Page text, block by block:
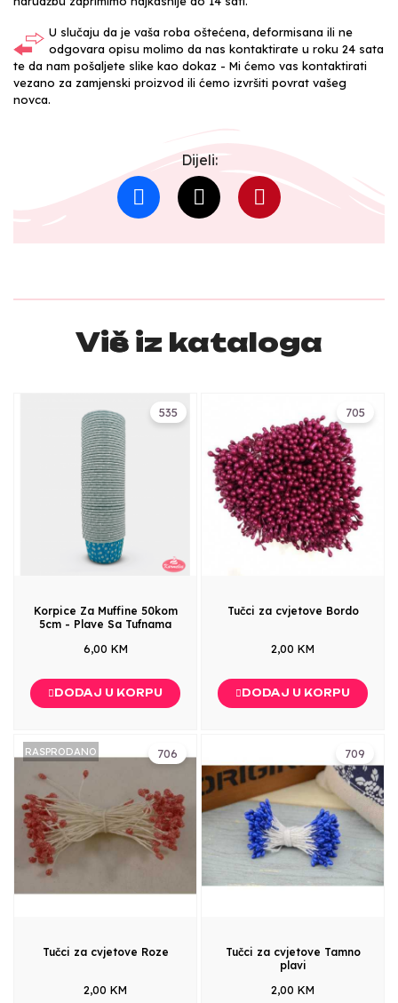
U slučaju da je vaša roba oštećena, deformisana ili ne
odgovara opisu molimo da nas kontaktirate u roku 24 sata
te da nam pošaljete slike kao dokaz - Mi ćemo vas kontaktirati
vezano za zamjenski proizvod ili ćemo izvršiti povrat vašeg
novca.
Dijeli:
Više iz kataloga
535
Korpice Za Muffine 50kom
5cm - Plave Sa Tufnama
6,00 KM
DODAJ U KORPU
705
Tučci za cvjetove Bordo
2,00 KM
DODAJ U KORPU
706
RASPRODANO
Tučci za cvjetove Roze
2,00 KM
709
Tučci za cvjetove Tamno
plavi
2,00 KM